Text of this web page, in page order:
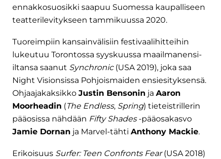
ennakkosuosikki saapuu Suomessa kaupalliseen
teatterilevitykseen tammikuussa 2020.
Tuoreimpiin kansainvälisiin festivaalihitteihin
lukeutuu Torontossa syyskuussa maailmanensi-
iltansa saanut Synchronic(USA 2019), joka saa
Night Visionsissa Pohjoismaiden ensiesityksensä.
Ohjaajakaksikko Justin Bensonin ja Aaron
Moorheadin (The Endless, Spring) tieteistrillerin
pääosissa nähdään Fifty Shades-pääosakasvo
Jamie Dornan ja Marvel-tähti Anthony Mackie.
Erikoisuus Surfer: Teen Confronts Fear(USA 2018)